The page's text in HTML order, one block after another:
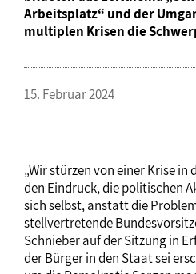
Arbeitsplatz“ und der
multiplen Krisen die
15. Februar 2024
„Wir stürzen von einer Krise
den Eindruck, die politischen
sich selbst, anstatt die
stellvertretende
Schnieber auf der Sitzung in
der Bürger in den Staat sei